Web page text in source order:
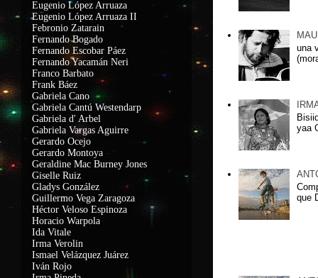
una
yaa
que
Eugenio López Arruaza
Eugenio López Arruaza II
Febronio Zatarain
Fernando Bogado
Fernando Escobar Páez
Fernando Yacamán Neri
Franco Barbato
Frank Báez
Gabriela Cano
Gabriela Cantú Westendarp
Gabriela d' Arbel
Gabriela Vargas Aguirre
Gerardo Ocejo
Gerardo Montoya
Geraldine Mac Burney Jones
Giselle Ruiz
Gladys González
Guillermo Vega Zaragoza
Héctor Veloso Espinoza
Horacio Warpola
Ida Vitale
Irma Verolin
Ismael Velázquez Juárez
Iván Rojo